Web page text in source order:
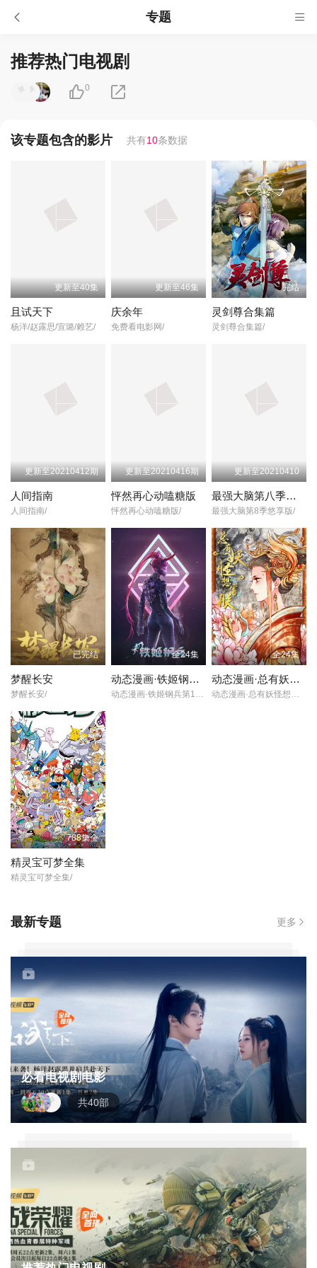
专题
推荐热门电视剧
0
该专题包含的影片 共有10条数据
更新至40集
且试天下
杨洋/赵露思/宣璐/赖艺/
更新至46集
庆余年
免费看电影网/
完结
灵剑尊合集篇
灵剑尊合集篇/
更新至20210412期
人间指南
人间指南/
更新至20210416期
怦然再心动嗑糖版
怦然再心动嗑糖版/
更新至20210410
最强大脑第八季悠享版
最强大脑第8季悠享版/
已完结
梦醒长安
梦醒长安/
全24集
动态漫画·铁姬钢兵第一季
全24集
动态漫画·总有妖怪想害朕第一季
788集全
精灵宝可梦全集
精灵宝可梦全集/
最新专题 更多
必看电视剧电影
共40部